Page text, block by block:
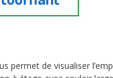
permet de visualiser